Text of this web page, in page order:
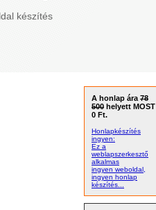
készítés
A honlap ára 78
500 helyett MOST
0 Ft.
Honlapkészítés
ingyen:
Ez a
weblapszerkesztő
alkalmas
ingyen weboldal,
ingyen honlap
készítés...